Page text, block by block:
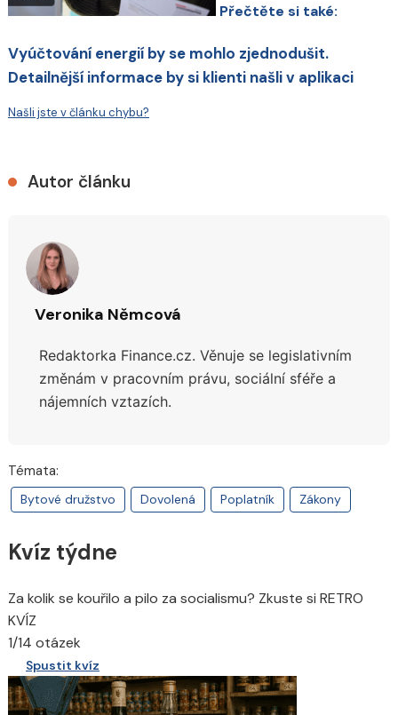
Přečtěte si také:
Vyúčtování energií by se mohlo zjednodušit.
Detailnější informace by si klienti našli v aplikaci
Našli jste v článku chybu?
Autor článku
Veronika Němcová
Redaktorka Finance.cz. Věnuje se legislativním
změnám v pracovním právu, sociální sféře a
nájemních vztazích.
Témata:
Bytové družstvo Dovolená Poplatník Zákony
Kvíz týdne
Za kolik se kouřilo a pilo za socialismu? Zkuste si RETRO
KVÍZ
1/14 otázek
Spustit kvíz